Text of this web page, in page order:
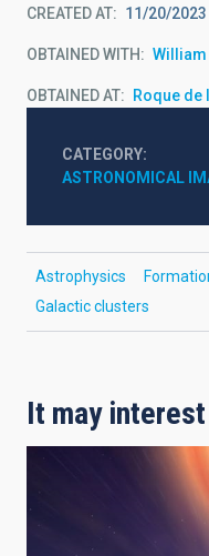
CREATED AT 11/20/2023
OBTAINED WITH
OBTAINED AT Roque
CATEGORY
ASTRONOMICAL
Astrophysics
Galactic clusters
It may